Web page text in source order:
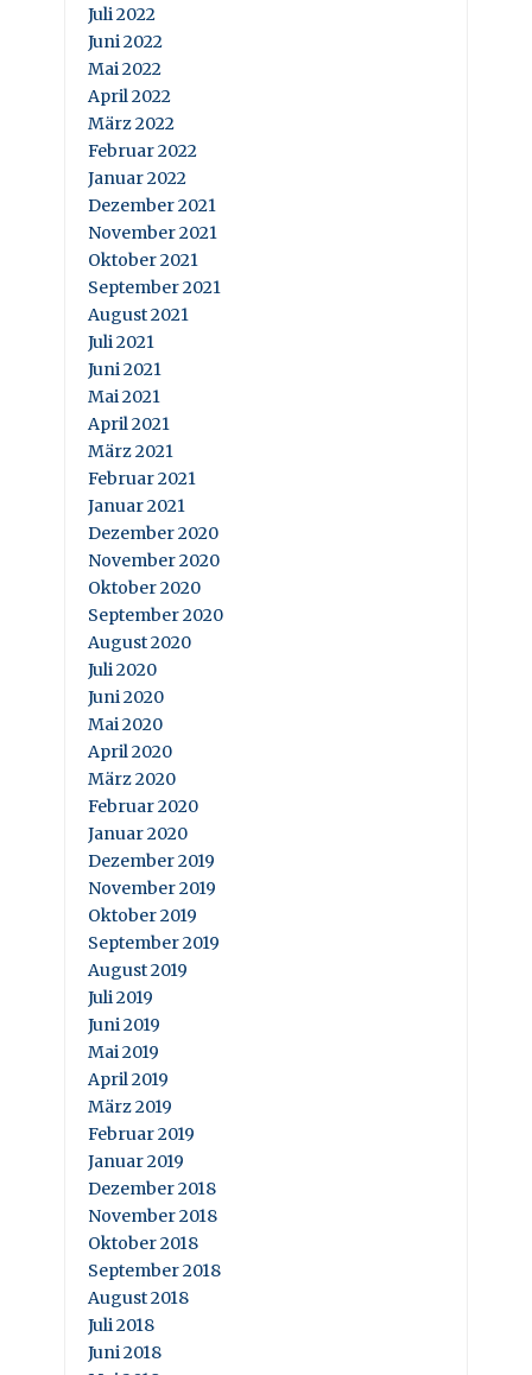
Juli 2022
Juni 2022
Mai 2022
April 2022
März 2022
Februar 2022
Januar 2022
Dezember 2021
November 2021
Oktober 2021
September 2021
August 2021
Juli 2021
Juni 2021
Mai 2021
April 2021
März 2021
Februar 2021
Januar 2021
Dezember 2020
November 2020
Oktober 2020
September 2020
August 2020
Juli 2020
Juni 2020
Mai 2020
April 2020
März 2020
Februar 2020
Januar 2020
Dezember 2019
November 2019
Oktober 2019
September 2019
August 2019
Juli 2019
Juni 2019
Mai 2019
April 2019
März 2019
Februar 2019
Januar 2019
Dezember 2018
November 2018
Oktober 2018
September 2018
August 2018
Juli 2018
Juni 2018